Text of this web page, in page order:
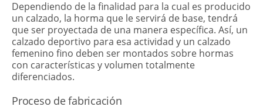
Dependiendo de la finalidad para la cual es producido
un calzado, la horma que le servirá de base, tendrá
que ser proyectada de una manera específica. Así, un
calzado deportivo para esa actividad y un calzado
femenino fino deben ser montados sobre hormas
con características y volumen totalmente
diferenciados.
Proceso de fabricación